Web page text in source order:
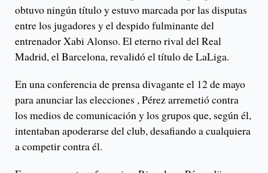
obtuvo ningún título y estuvo marcada por las disputas
entre los jugadores y el despido fulminante del
entrenador Xabi Alonso. El eterno rival del Real
Madrid, el Barcelona, ​​revalidó el título de LaLiga.
En una conferencia de prensa divagante el 12 de mayo
para anunciar las elecciones , Pérez arremetió contra
los medios de comunicación y los grupos que, según él,
intentaban apoderarse del club, desafiando a cualquiera
a competir contra él.